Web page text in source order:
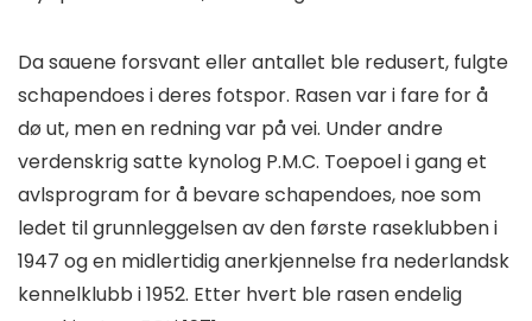
Da sauene forsvant eller antallet ble redusert, fulgte
schapendoes i deres fotspor. Rasen var i fare for å
dø ut, men en redning var på vei. Under andre
verdenskrig satte kynolog P.M.C. Toepoel i gang et
avlsprogram for å bevare schapendoes, noe som
ledet til grunnleggelsen av den første raseklubben i
1947 og en midlertidig anerkjennelse fra nederlandsk
kennelklubb i 1952. Etter hvert ble rasen endelig